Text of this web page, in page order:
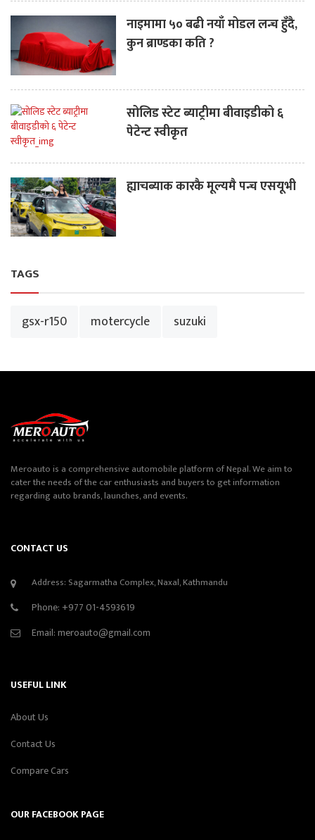
नाइमामा ५० बढी नयाँ मोडल लन्च हुँदै,
कुन ब्राण्डका कति ?
सोलिड स्टेट ब्याट्रीमा बीवाइडीको ६
पेटेन्ट स्वीकृत
ह्याचब्याक कारकै मूल्यमै पन्च एसयूभी
TAGS
gsx-r150 motercycle suzuki
Meroauto is a comprehensive automobile platform of Nepal. We aim to
cater the needs of the car enthusiasts and buyers to get information
regarding auto brands, launches, and events.
CONTACT US
Address: Sagarmatha Complex, Naxal, Kathmandu
Phone: +977 01-4593619
Email:meroauto@gmail.com
USEFUL LINK
About Us
Contact Us
Compare Cars
OUR FACEBOOK PAGE